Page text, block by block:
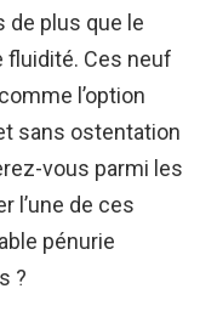
de plus que le
fluidité. Ces neuf
l’option
sans ostentation
vous parmi les
l’une de ces
pénurie
?